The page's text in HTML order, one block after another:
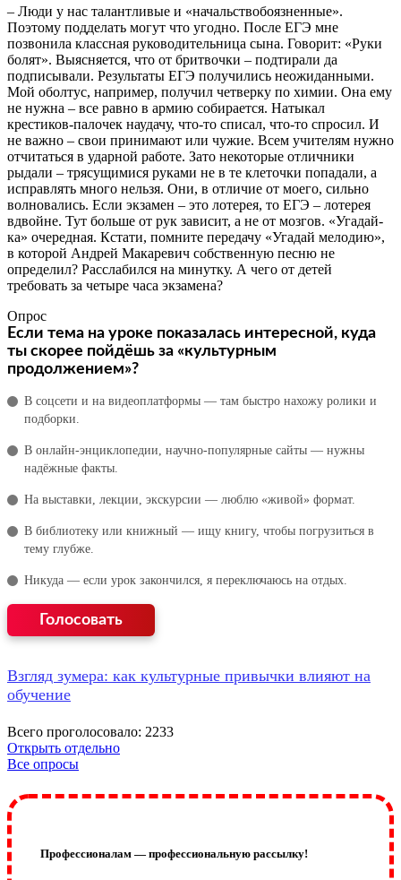
– Люди у нас талантливые и «начальствобоязненные».
Поэтому подделать могут что угодно. После ЕГЭ мне
позвонила классная руководительница сына. Говорит: «Руки
болят». Выясняется, что от бритвочки – подтирали да
подписывали. Результаты ЕГЭ получились неожиданными.
Мой оболтус, например, получил четверку по химии. Она ему
не нужна – все равно в армию собирается. Натыкал
крестиков-палочек наудачу, что-то списал, что-то спросил. И
не важно – свои принимают или чужие. Всем учителям нужно
отчитаться в ударной работе. Зато некоторые отличники
рыдали – трясущимися руками не в те клеточки попадали, а
исправлять много нельзя. Они, в отличие от моего, сильно
волновались. Если экзамен – это лотерея, то ЕГЭ – лотерея
вдвойне. Тут больше от рук зависит, а не от мозгов. «Угадай-
ка» очередная. Кстати, помните передачу «Угадай мелодию»,
в которой Андрей Макаревич собственную песню не
определил? Расслабился на минутку. А чего от детей
требовать за четыре часа экзамена?
Опрос
Если тема на уроке показалась интересной, куда
ты скорее пойдёшь за «культурным
продолжением»?
В соцсети и на видеоплатформы — там быстро нахожу ролики и
подборки.
В онлайн‑энциклопедии, научно‑популярные сайты — нужны
надёжные факты.
На выставки, лекции, экскурсии — люблю «живой» формат.
В библиотеку или книжный — ищу книгу, чтобы погрузиться в
тему глубже.
Никуда — если урок закончился, я переключаюсь на отдых.
Взгляд зумера: как культурные привычки влияют на
обучение
Всего проголосовало: 2233
Открыть отдельно
Все опросы
Профессионалам — профессиональную рассылку!